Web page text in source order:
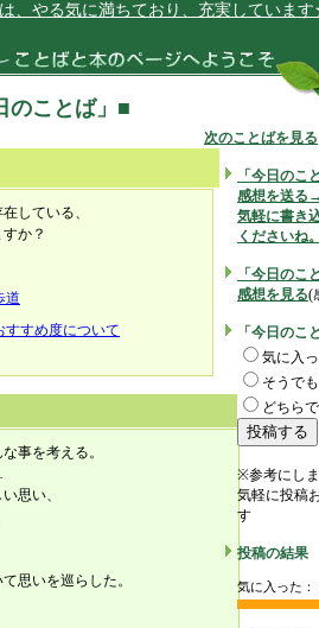
やる気に満ちており、充実しています★
のことば」■
次のことばを見る
している、
か？
道
すめ度について
事を考える。
思い、
思いを巡らした。
「今日のこ
感想を送る→
気軽に書き
くださいね。
「今日のこ
感想を見る(
「今日のこ
気に入
そうで
どちら
※参考にし
気軽に投稿
す
投稿の結果
気に入った：